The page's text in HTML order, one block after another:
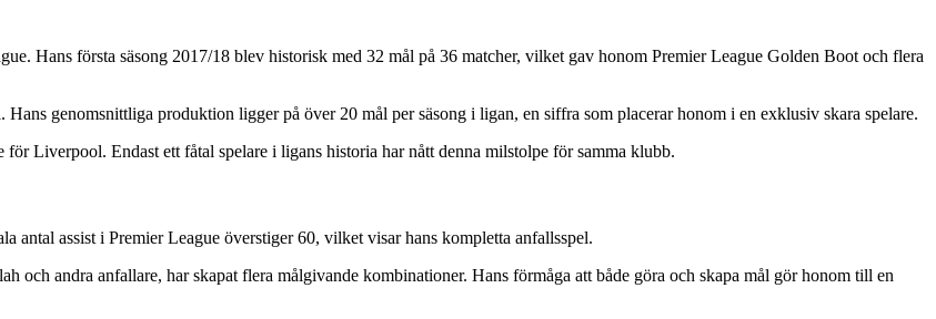
Hans första säsong 2017/18 blev historisk med 32 mål på 36 matcher, vilket gav honom Premier League Golden Boot och flera
genomsnittliga produktion ligger på över 20 mål per säsong i ligan, en siffra som placerar honom i en exklusiv skara spelare.
Liverpool. Endast ett fåtal spelare i ligans historia har nått denna milstolpe för samma klubb.
antal assist i Premier League överstiger 60, vilket visar hans kompletta anfallsspel.
och andra anfallare, har skapat flera målgivande kombinationer. Hans förmåga att både göra och skapa mål gör honom till en